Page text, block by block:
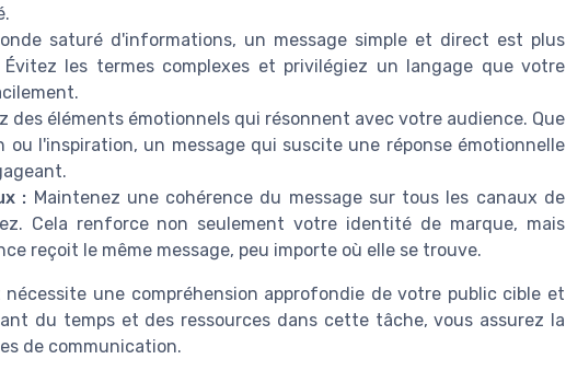
saturé d'informations, un message simple et direct est plus
les termes complexes et privilégiez un langage que votre
des éléments émotionnels qui résonnent avec votre audience. Que
ou l'inspiration, un message qui suscite une réponse émotionnelle
: Maintenez une cohérence du message sur tous les canaux de
Cela renforce non seulement votre identité de marque, mais
reçoit le même message, peu importe où elle se trouve.
une compréhension approfondie de votre public cible et
du temps et des ressources dans cette tâche, vous assurez la
de communication.